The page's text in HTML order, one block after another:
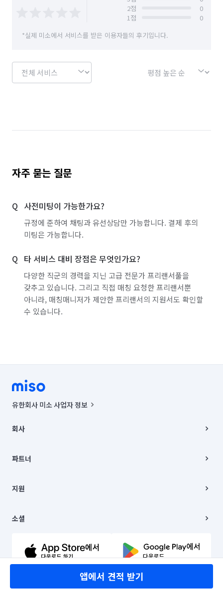
2점
0
1점
0
*실제 미소에서 서비스를 받은 이용자들의 후기입니다.
자주 묻는 질문
사전미팅이 가능한가요?
규정에 준하여 채팅과 유선상담만 가능합니다. 결제 후의
미팅은 가능합니다.
타 서비스 대비 장점은 무엇인가요?
다양한 직군의 경력을 지닌 고급 전문가 프리랜서풀을
갖추고 있습니다. 그리고 직접 매칭 요청한 프리랜서뿐
아니라, 매칭매니저가 제안한 프리랜서의 지원서도 확인할
수 있습니다.
앱에서 견적 받기
유한회사 미소 사업자 정보
00019 |
주소 | 본사: 서울특별시 종로구 율곡로 6(중학동, 트윈트리빌딩) B동 5층
컨택센터 : 서울특별시 종로구 수송동 율곡로 24, 7층, 8층 미소
상품, 상품정보, 거래에 관한 의무와 책임은 거래당사자에게 있습니다.
언론 보도 관련 문의:
© 유한회사 미소. Miso, Inc. All Rights Reserved.
회사
채용
파트너
이사
지원
이용약관
문의하기
소셜
유튜브